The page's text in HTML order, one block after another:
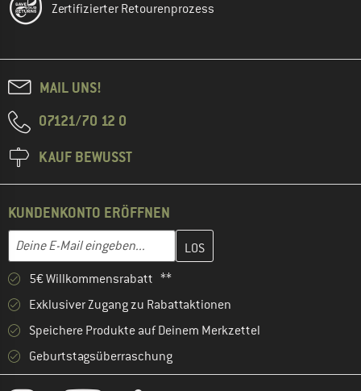
Zertifizierter Retourenprozess
MAIL UNS!
07121/70 12 0
KAUF BEWUSST
KUNDENKONTO ERÖFFNEN
E-Mail-Adresse
Gib hier deine E-Mail-Adresse ein und erstelle im nächsten
5€ Willkommensrabatt **
Exklusiver Zugang zu Rabattaktionen
Speichere Produkte auf Deinem Merkzettel
Geburtstagsüberraschung